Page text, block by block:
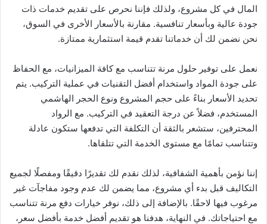
المال في كل مشروع، ولذلك فإننا نحرص على تقديم خدمات ذات
جودة عالية وبأسعار تنافسية. مقارنة بالأسعار الأخرى في السوق،
نحن نضمن لك أن خدماتنا تقدم قيمة استثمارية ممتازة.
نعمل على توفير حلول مرنة تتناسب مع كافة الميزانيات، مع الحفاظ
على جودة المواد واستخدام أفضل التقنيات في عملية التركيب. يتم
تحديد الأسعار بناءً على حجم المشروع ونوع الحجر الهاشمي
المستخدم، فضلاً عن درجة التعقيد في التركيب. مع الرواد
المحترفين، ستشعر بالثقة أن التكلفة التي تدفعها ستكون عادلة
وتتناسب تمامًا مع مستوى الخدمة التي تتلقاها.
إننا نؤمن بأهمية الشفافية، لذلك نقدم لك تقديرًا دقيقًا ومفصلًا لجميع
التكاليف قبل بدء أي مشروع، مما يضمن لك عدم وجود مفاجآت غير
مرغوب فيها لاحقًا. بالإضافة إلى ذلك، نوفر خيارات دفع مرنة تتناسب
مع احتياجاتك. في النهاية، هدفنا هو تقديم أفضل خدمة بأفضل سعر،